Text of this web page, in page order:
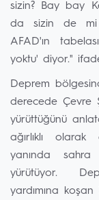
sizin? Bay bay
da sizin de mi
AFAD'ın
yoktu' diyor."
Deprem
derecede Çevre
yürüttüğünü
ağırlıklı olarak
yanında
yürütüyor.
yardımına